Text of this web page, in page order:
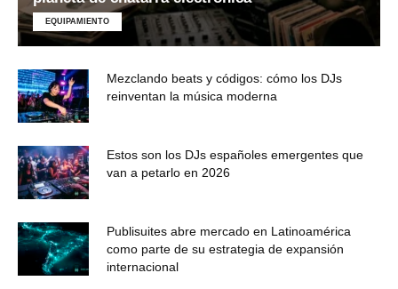
EQUIPAMIENTO
Mezclando beats y códigos: cómo los DJs
reinventan la música moderna
Estos son los DJs españoles emergentes que
van a petarlo en 2026
Publisuites abre mercado en Latinoamérica
como parte de su estrategia de expansión
internacional